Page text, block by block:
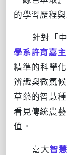
的學習歷程
針對「
學系許育嘉
精準的科學
辨識與微氣
草藥的智慧
看見傳統農
值。
嘉大智